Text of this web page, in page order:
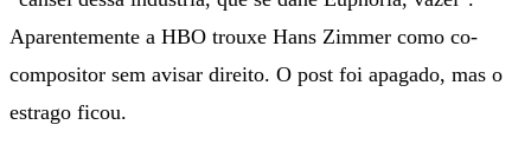
Aparentemente a HBO trouxe Hans Zimmer como co-
compositor sem avisar direito. O post foi apagado, mas o
estrago ficou.